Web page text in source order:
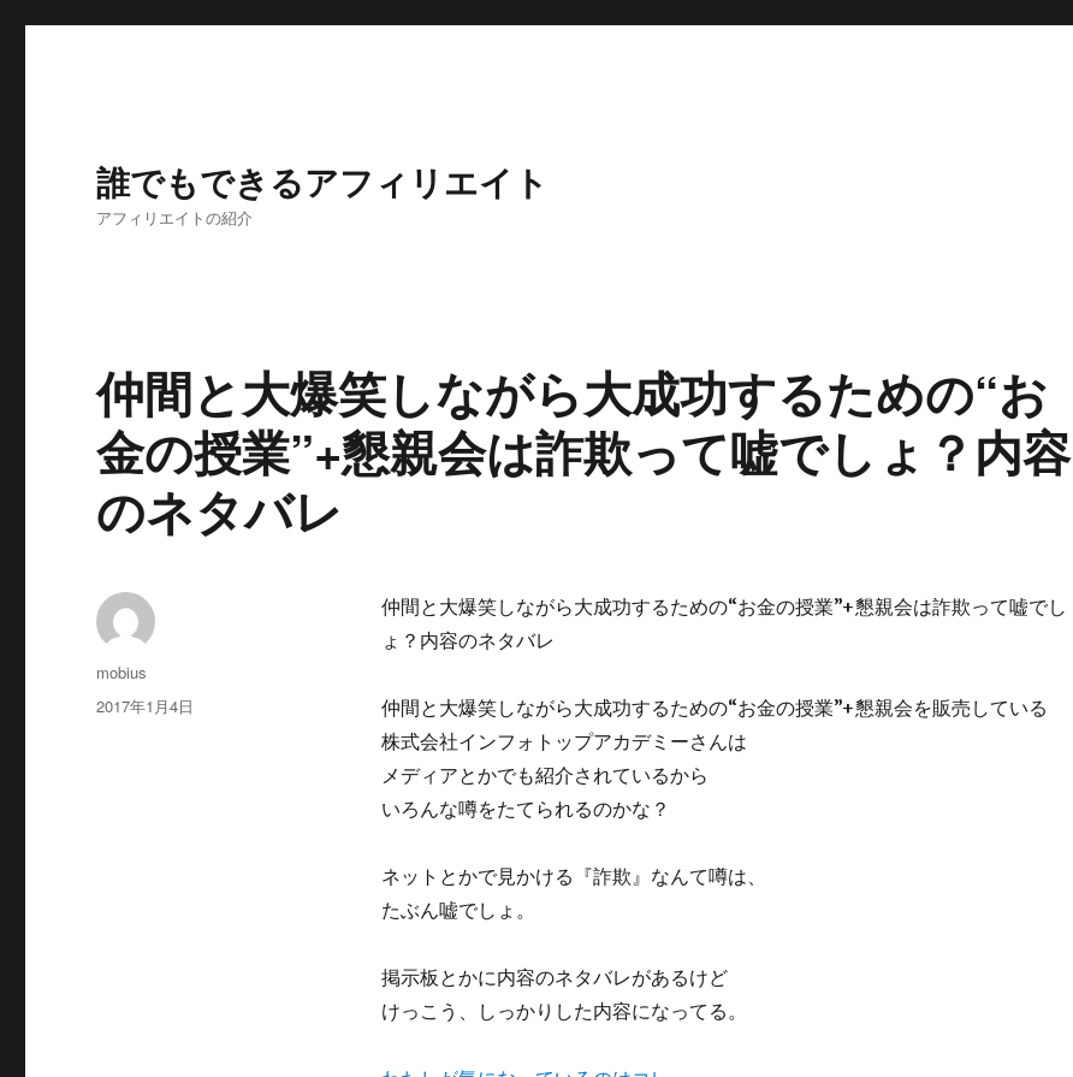
誰でもできるアフィリエイト
アフィリエイトの紹介
仲間と大爆笑しながら大成功するための“お
金の授業”+懇親会は詐欺って嘘でしょ？内容
のネタバレ
仲間と大爆笑しながら大成功するための“お金の授業”+懇親会は詐欺って嘘でし
ょ？内容のネタバレ
仲間と大爆笑しながら大成功するための“お金の授業”+懇親会を販売している
株式会社インフォトップアカデミーさんは
メディアとかでも紹介されているから
いろんな噂をたてられるのかな？
ネットとかで見かける『詐欺』なんて噂は、
たぶん嘘でしょ。
掲示板とかに内容のネタバレがあるけど
けっこう、しっかりした内容になってる。
投
稿
mobius
投
2017年1月4日